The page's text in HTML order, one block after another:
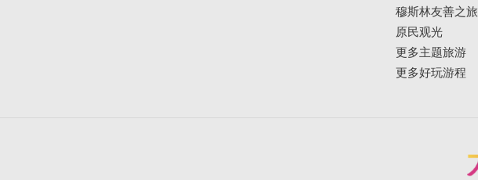
穆斯林友善之旅
原民观光
更多主题旅游
更多好玩游程